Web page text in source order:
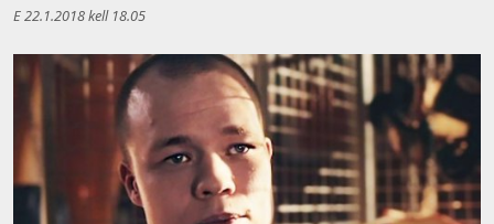
E 22.1.2018 kell 18.05